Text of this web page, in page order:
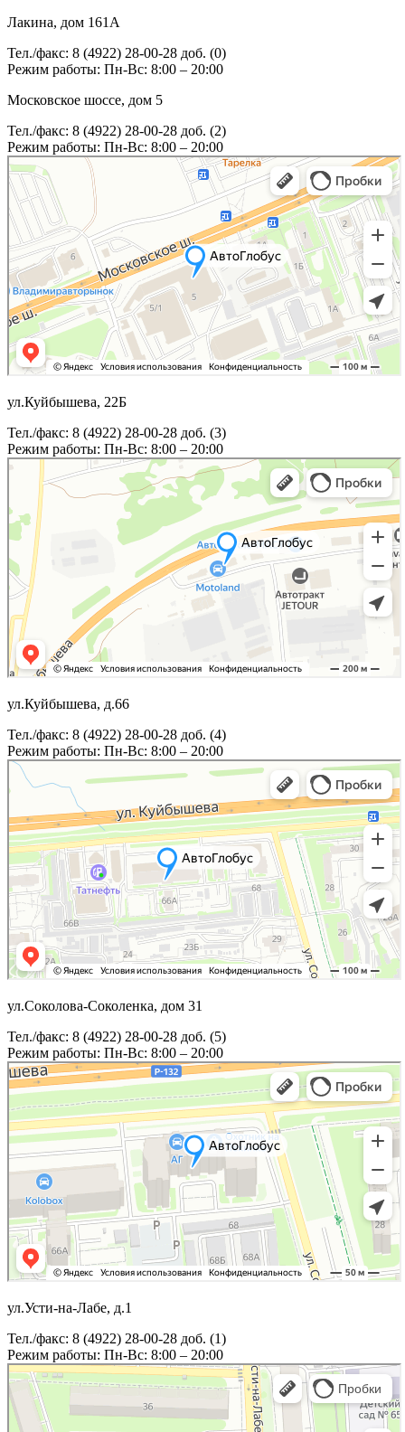
Лакина, дом 161А
Тел./факс: 8 (4922) 28-00-28 доб. (0)
Режим работы: Пн-Вс: 8:00 – 20:00
Московское шоссе, дом 5
Тел./факс: 8 (4922) 28-00-28 доб. (2)
Режим работы: Пн-Вс: 8:00 – 20:00
ул.Куйбышева, 22Б
Тел./факс: 8 (4922) 28-00-28 доб. (3)
Режим работы: Пн-Вс: 8:00 – 20:00
ул.Куйбышева, д.66
Тел./факс: 8 (4922) 28-00-28 доб. (4)
Режим работы: Пн-Вс: 8:00 – 20:00
ул.Соколова-Соколенка, дом 31
Тел./факс: 8 (4922) 28-00-28 доб. (5)
Режим работы: Пн-Вс: 8:00 – 20:00
ул.Усти-на-Лабе, д.1
Тел./факс: 8 (4922) 28-00-28 доб. (1)
Режим работы: Пн-Вс: 8:00 – 20:00